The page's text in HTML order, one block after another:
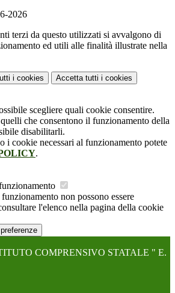
2026
terzi da questo utilizzati si avvalgono di
ed utili alle finalità illustrate nella
i cookies Accetta tutti i cookies
scegliere quali cookie consentire.
che consentono il funzionamento della
disabilitarli.
i cookie necessari al funzionamento potete
.
non possono essere
l'elenco nella pagina della cookie
COMPRENSIVO STATALE " E.